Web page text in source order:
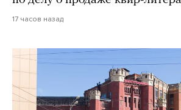
17 часов назад